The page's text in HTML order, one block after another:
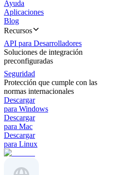
Ayuda
Aplicaciones
Blog
Recursos
API para Desarrolladores
Soluciones de integración
preconfiguradas
Seguridad
Protección que cumple con las
normas internacionales
Descargar
para Windows
Descargar
para Mac
Descargar
para Linux